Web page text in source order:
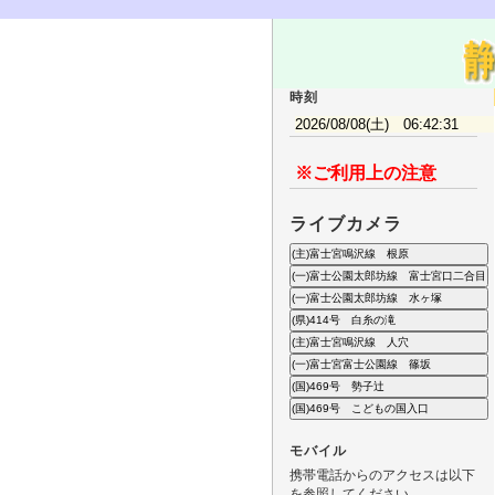
時刻
※ご利用上の注意
ライブカメラ
モバイル
携帯電話からのアクセスは以下